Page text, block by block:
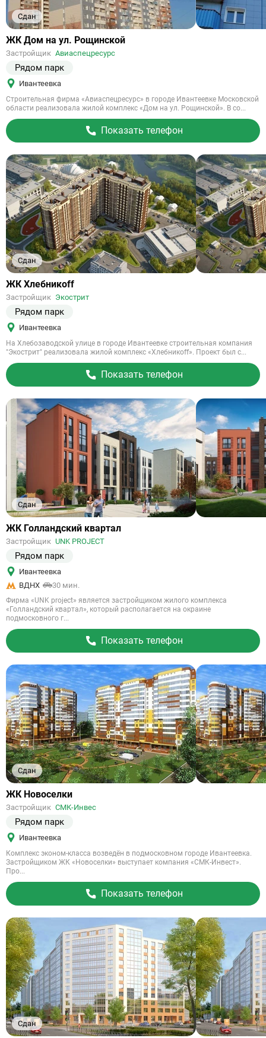
Сдан
Ссылка
объект
ЖК Дом на ул. Рощинской
Застройщик Авиаспецресурс
Рядом парк
Ивантеевка
Строительная фирма «Авиаспецресурс» в городе Ивантеевке Московской
области реализовала жилой комплекс «Дом на ул. Рощинской». В со...
Показать телефон
Сдан
Ссылка
объект
ЖК Хлебникоff
Застройщик Экострит
Рядом парк
Ивантеевка
На Хлебозаводской улице в городе Ивантеевке строительная компания
"Экострит" реализовала жилой комплекс «Хлебникоff». Проект был с...
Показать телефон
Сдан
Ссылка
объект
ЖК Голландский квартал
Застройщик UNK PROJECT
Рядом парк
Ивантеевка
ВДНХ
30 мин.
Фирма «UNK project» является застройщиком жилого комплекса
«Голландский квартал», который располагается на окраине
подмосковного г...
Показать телефон
Сдан
Ссылка
объект
ЖК Новоселки
Застройщик СМК-Инвес
Рядом парк
Ивантеевка
Комплекс эконом-класса возведён в подмосковном городе Ивантеевка.
Застройщиком ЖК «Новоселки» выступает компания «СМК-Инвест».
Про...
Показать телефон
Сдан